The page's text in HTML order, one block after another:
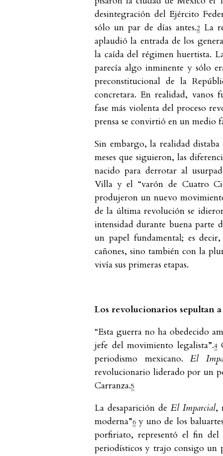
desintegración del Ejército
sólo un par de días antes.2 La
aplaudió la entrada de los
la caída del régimen huertista.
parecía algo inminente y sólo
preconstitucional de la
concretara. En realidad, vanos
fase más violenta del proceso
prensa se convirtió en un medio
Sin embargo, la realidad
meses que siguieron, las
nacido para derrotar al
Villa y el “varón de Cuatro
produjeron un nuevo
de la última revolución se
intensidad durante buena parte
un papel fundamental; es
cañones, sino también con la
vivía sus primeras etapas.
Los revolucionarios sepultan
“Esta guerra no ha obedecido
jefe del movimiento legalista”.4
periodismo mexicano. El
revolucionario liderado por un
Carranza.5
La desaparición de El Imparcial,
moderna”6 y uno de los
porfiriato, representó el fin
periodísticos y trajo consigo un